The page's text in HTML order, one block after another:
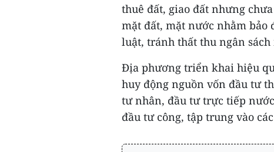
thuê đất, giao đất nhưng
mặt đất, mặt nước nhằm bảo
luật, tránh thất thu ngân sách
Địa phương triển khai hiệu
huy động nguồn vốn đầu tư
tư nhân, đầu tư trực tiếp
đầu tư công, tập trung vào